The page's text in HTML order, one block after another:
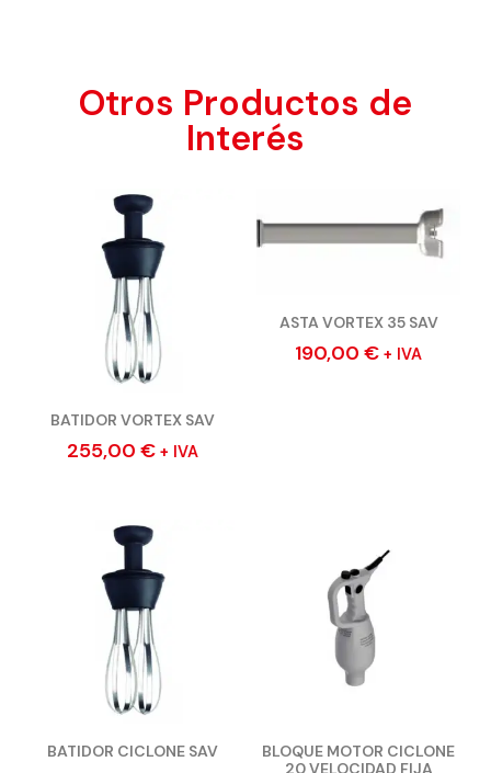
Otros Productos de
Interés
BATIDOR VORTEX SAV
255,00 € + IVA
ASTA VORTEX 35 SAV
190,00 € + IVA
BATIDOR CICLONE SAV
BLOQUE MOTOR CICLONE
20 VELOCIDAD FIJA